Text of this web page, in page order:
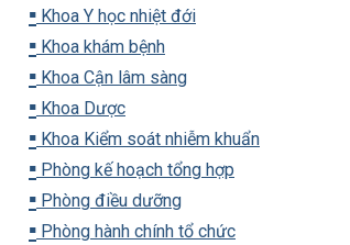
▪️ Khoa Y học nhiệt đới
▪️ Khoa khám bệnh
▪️ Khoa Cận lâm sàng
▪️ Khoa Dược
▪️ Khoa Kiểm soát nhiễm khuẩn
▪️ Phòng kế hoạch tổng hợp
▪️ Phòng điều dưỡng
▪️ Phòng hành chính tổ chức